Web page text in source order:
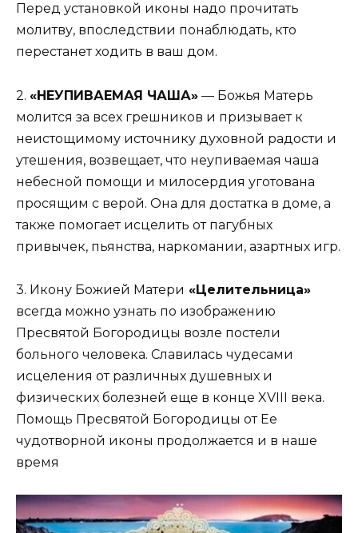
Перед установкой иконы надо прочитать
молитву, впоследствии понаблюдать, кто
перестанет ходить в ваш дом.
2. «НЕУПИВАЕМАЯ ЧАША» — Божья Матерь
молится за всех грешников и призывает к
неистощимому источнику духовной радости и
утешения, возвещает, что неупиваемая чаша
небесной помощи и милосердия уготована
просящим с верой. Она для достатка в доме, а
также помогает исцелить от пагубных
привычек, пьянства, наркомании, азартных игр.
3. Икону Божией Матери «Целительница»
всегда можно узнать по изображению
Пресвятой Богородицы возле постели
больного человека. Славилась чудесами
исцеления от различных душевных и
физических болезней еще в конце XVIII века.
Помощь Пресвятой Богородицы от Ее
чудотворной иконы продолжается и в наше
время